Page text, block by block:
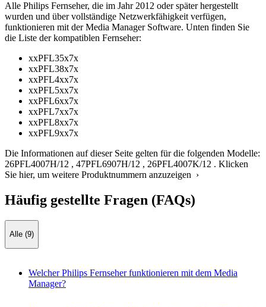
Alle Philips Fernseher, die im Jahr 2012 oder später hergestellt
wurden und über vollständige Netzwerkfähigkeit verfügen,
funktionieren mit der Media Manager Software. Unten finden Sie
die Liste der kompatiblen Fernseher:
xxPFL35x7x
xxPFL38x7x
xxPFL4xx7x
xxPFL5xx7x
xxPFL6xx7x
xxPFL7xx7x
xxPFL8xx7x
xxPFL9xx7x
Die Informationen auf dieser Seite gelten für die folgenden Modelle:
26PFL4007H/12 , 47PFL6907H/12 , 26PFL4007K/12 . Klicken
Sie hier, um weitere Produktnummern anzuzeigen ›
Häufig gestellte Fragen (FAQs)
Alle (9)
Welcher Philips Fernseher funktionieren mit dem Media
Manager?